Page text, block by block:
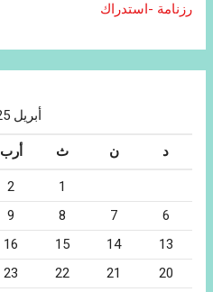
رزنامة -استدراك
أبريل 2025
د ن ث أرب
1
2
6
7
8
9
13
14
15
16
20
21
22
23